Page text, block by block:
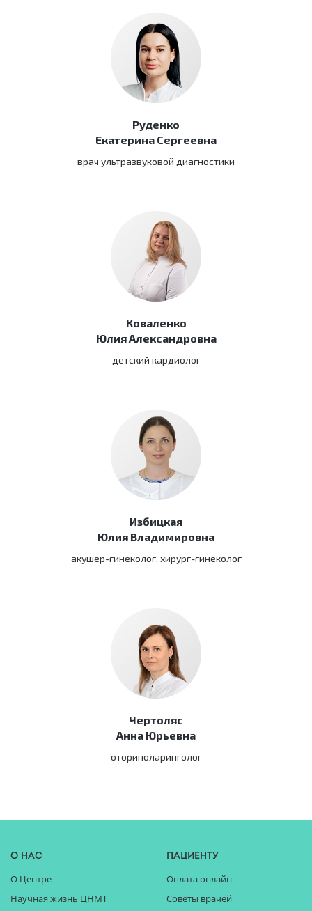
Руденко
Екатерина Сергеевна
врач ультразвуковой диагностики
Коваленко
Юлия Александровна
детский кардиолог
Избицкая
Юлия Владимировна
акушер-гинеколог, хирург-гинеколог
Чертоляс
Анна Юрьевна
оториноларинголог
О нас
О Центре
Научная жизнь ЦНМТ
Пациенту
Оплата онлайн
Советы врачей